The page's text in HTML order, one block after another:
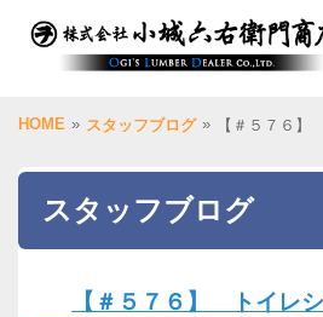
HOME » スタッフブログ » 【＃５７６
スタッフブログ
【＃５７６】 トイレ